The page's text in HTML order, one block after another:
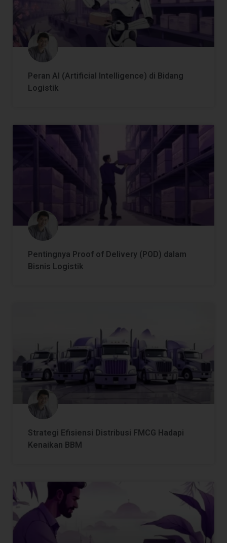
Peran AI (Artificial Intelligence) di Bidang
Logistik
Pentingnya Proof of Delivery (POD) dalam
Bisnis Logistik
Strategi Efisiensi Distribusi FMCG Hadapi
Kenaikan BBM